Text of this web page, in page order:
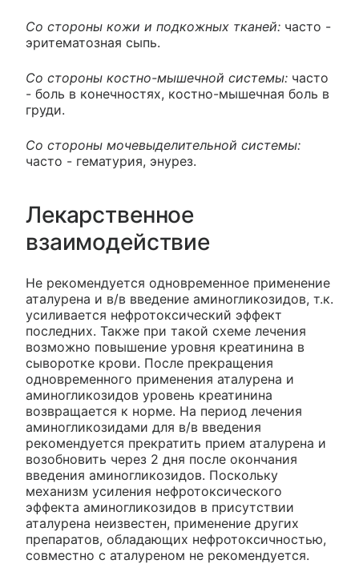
Со стороны кожи и подкожных тканей: часто -
эритематозная сыпь.
Со стороны костно-мышечной системы: часто
- боль в конечностях, костно-мышечная боль в
груди.
Со стороны мочевыделительной системы:
часто - гематурия, энурез.
Лекарственное
взаимодействие
Не рекомендуется одновременное применение
аталурена и в/в введение аминогликозидов, т.к.
усиливается нефротоксический эффект
последних. Также при такой схеме лечения
возможно повышение уровня креатинина в
сыворотке крови. После прекращения
одновременного применения аталурена и
аминогликозидов уровень креатинина
возвращается к норме. На период лечения
аминогликозидами для в/в введения
рекомендуется прекратить прием аталурена и
возобновить через 2 дня после окончания
введения аминогликозидов. Поскольку
механизм усиления нефротоксического
эффекта аминогликозидов в присутствии
аталурена неизвестен, применение других
препаратов, обладающих нефротоксичностью,
совместно с аталуреном не рекомендуется.